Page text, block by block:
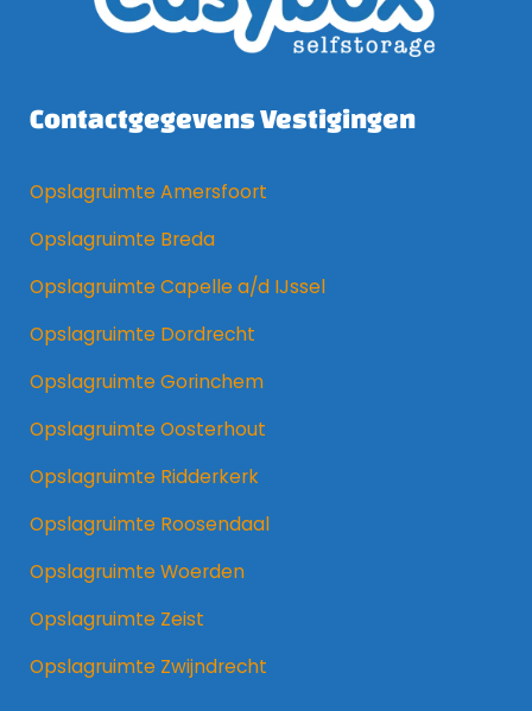
Contactgegevens Vestigingen
Opslagruimte Amersfoort
Opslagruimte Breda
Opslagruimte Capelle a/d IJssel
Opslagruimte Dordrecht
Opslagruimte Gorinchem
Opslagruimte Oosterhout
Opslagruimte Ridderkerk
Opslagruimte Roosendaal
Opslagruimte Woerden
Opslagruimte Zeist
Opslagruimte Zwijndrecht